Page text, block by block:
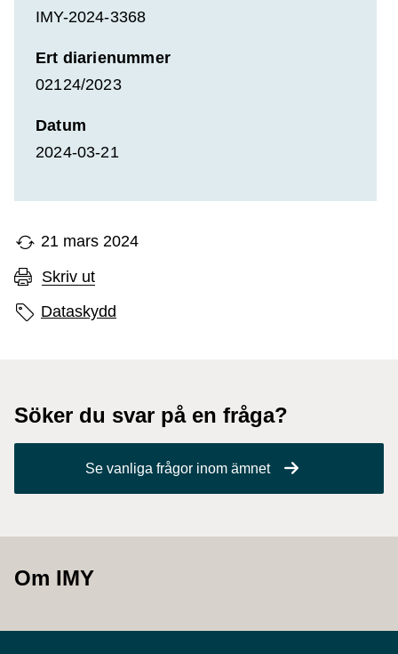
IMY-2024-3368
Ert diarienummer
02124/2023
Datum
2024-03-21
21 mars 2024
Skriv ut
Sidans etiketter
Dataskydd
Söker du svar på en fråga?
Se vanliga frågor inom ämnet
Om IMY